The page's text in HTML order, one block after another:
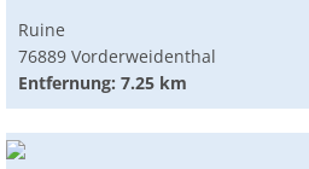
Ruine
76889 Vorderweidenthal
Entfernung: 7.25 km